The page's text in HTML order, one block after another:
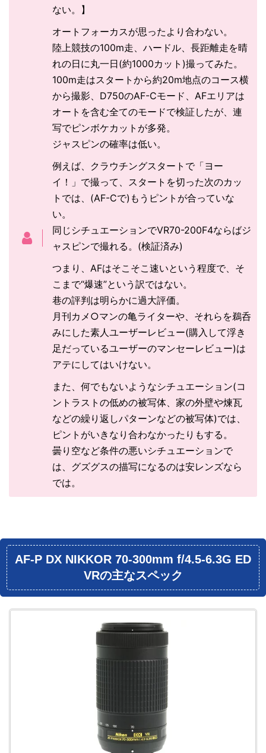
ない。】
オートフォーカスが思ったより合わない。
陸上競技の100m走、ハードル、長距離走を晴
れの日に丸一日(約1000カット)撮ってみた。
100m走はスタートから約20m地点のコース横
から撮影、D750のAF-Cモード、AFエリアは
オートを含む全てのモードで検証したが、連
写でピンボケカットが多発。
ジャスピンの確率は低い。
例えば、クラウチングスタートで「ヨー
イ！」で撮って、スタートを切った次のカッ
トでは、(AF-Cで)もうピントが合っていな
い。
同じシチュエーションでVR70-200F4ならばジ
ャスピンで撮れる。(検証済み)
つまり、AFはそこそこ速いという程度で、そ
こまで“爆速”という訳ではない。
巷の評判は明らかに過大評価。
月刊カメ○マンの亀ライターや、それらを鵜呑
みにした素人ユーザーレビュー(購入して浮き
足だっているユーザーのマンセーレビュー)は
アテにしてはいけない。
また、何でもないようなシチュエーション(コ
ントラストの低めの被写体、家の外壁や煉瓦
などの繰り返しパターンなどの被写体)では、
ピントがいきなり合わなかったりもする。
曇り空など条件の悪いシチュエーションで
は、グズグスの描写になるのは安レンズなら
では。
AF-P DX NIKKOR 70-300mm f/4.5-6.3G ED
VRの主なスペック